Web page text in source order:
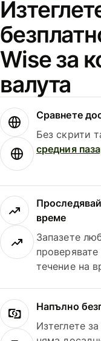
Wise за
валута
Сравнете
Без скрити
средния
време
Запазете
течение на
Напълно
Изтеглете